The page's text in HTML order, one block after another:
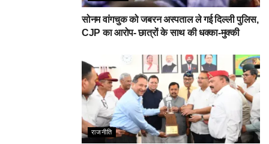
सोनम वांगचुक को जबरन अस्पताल ले गई दिल्ली पुलिस,
CJP का आरोप- छात्रों के साथ की धक्का-मुक्की
राजनीति